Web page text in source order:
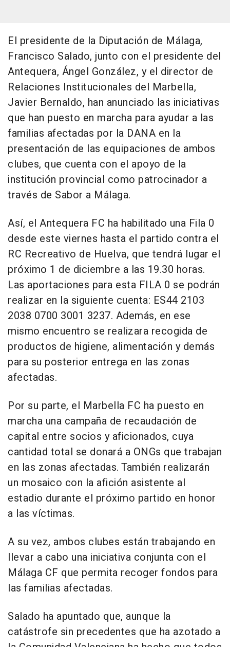
El presidente de la Diputación de Málaga,
Francisco Salado, junto con el presidente del
Antequera, Ángel González, y el director de
Relaciones Institucionales del Marbella,
Javier Bernaldo, han anunciado las iniciativas
que han puesto en marcha para ayudar a las
familias afectadas por la DANA en la
presentación de las equipaciones de ambos
clubes, que cuenta con el apoyo de la
institución provincial como patrocinador a
través de Sabor a Málaga.
Así, el Antequera FC ha habilitado una Fila 0
desde este viernes hasta el partido contra el
RC Recreativo de Huelva, que tendrá lugar el
próximo 1 de diciembre a las 19.30 horas.
Las aportaciones para esta FILA 0 se podrán
realizar en la siguiente cuenta: ES44 2103
2038 0700 3001 3237. Además, en ese
mismo encuentro se realizara recogida de
productos de higiene, alimentación y demás
para su posterior entrega en las zonas
afectadas.
Por su parte, el Marbella FC ha puesto en
marcha una campaña de recaudación de
capital entre socios y aficionados, cuya
cantidad total se donará a ONGs que trabajan
en las zonas afectadas. También realizarán
un mosaico con la afición asistente al
estadio durante el próximo partido en honor
a las víctimas.
A su vez, ambos clubes están trabajando en
llevar a cabo una iniciativa conjunta con el
Málaga CF que permita recoger fondos para
las familias afectadas.
Salado ha apuntado que, aunque la
catástrofe sin precedentes que ha azotado a